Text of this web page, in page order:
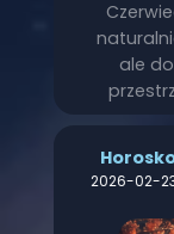
ale
2026-02-